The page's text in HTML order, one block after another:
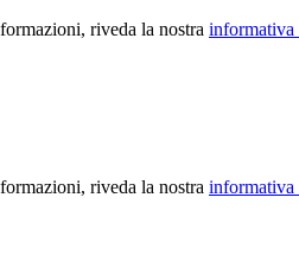
riveda la nostra informativa
riveda la nostra informativa